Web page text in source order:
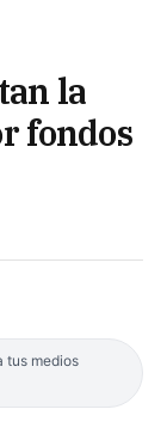
la
fondos
tus medios